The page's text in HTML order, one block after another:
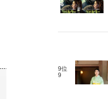
9位
9